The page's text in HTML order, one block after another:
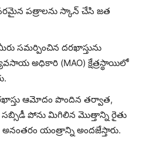
పత్రాలను స్కాన్ చేసి జత
సమర్పించిన దరఖాస్తును
అధికారి (MAO) క్షేత్రస్థాయిలో
ఆమోదం పొందిన తర్వాత,
సబ్సిడీ పోను మిగిలిన మొత్తాన్ని రైతు
యంత్రాన్ని అందజేస్తారు.